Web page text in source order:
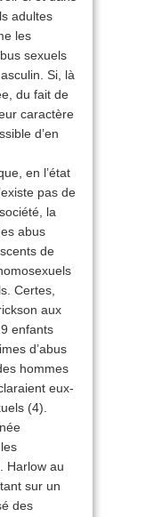
adultes
les
sexuels
Si, là
du fait de
caractère
d’en
en l’état
pas de
la
abus
de
Certes,
aux
enfants
d’abus
hommes
eux-
(4).
Harlow au
sur un
des